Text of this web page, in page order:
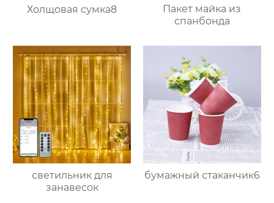
Холщовая сумка8
Пакет майка из
спанбонда
светильник для
занавесок
бумажный стаканчик6